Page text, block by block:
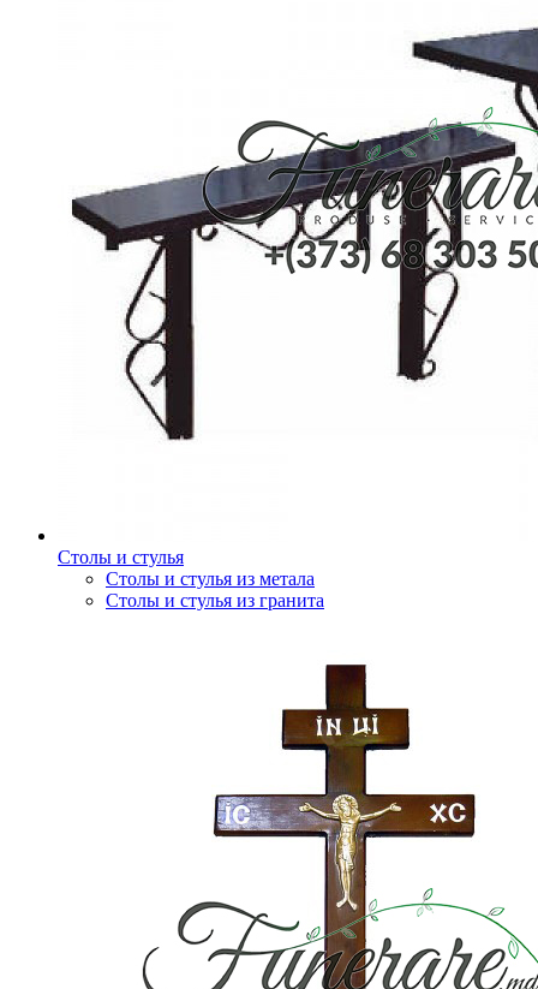
Столы и стулья
Столы и стулья из метала
Столы и стулья из гранита